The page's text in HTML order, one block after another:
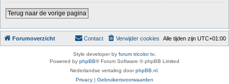
Terug naar de vorige pagina
Forumoverzicht Alle tijden zijn UTC+01:00
Verwijder cookies
Contact
Style developer by forum tricolor tv
Powered by phpBB® Forum Software © phpBB Limited
Nederlandse vertaling doorphpBB.nl
Privacy | Gebruikersvoorwaarden